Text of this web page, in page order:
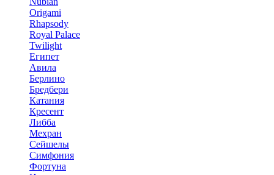
Origami
Rhapsody
Royal Palace
Twilight
Египет
Авила
Берлино
Бредбери
Катания
Кресент
Либба
Мехран
Сейшелы
Симфония
Фортуна